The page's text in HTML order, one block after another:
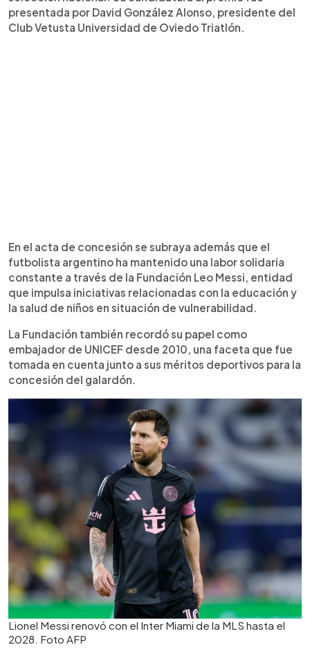
presentada por David González Alonso, presidente del
Club Vetusta Universidad de Oviedo Triatlón.
En el acta de concesión se subraya además que el
futbolista argentino ha mantenido una labor solidaria
constante a través de la Fundación Leo Messi, entidad
que impulsa iniciativas relacionadas con la educación y
la salud de niños en situación de vulnerabilidad.
La Fundación también recordó su papel como
embajador de UNICEF desde 2010, una faceta que fue
tomada en cuenta junto a sus méritos deportivos para la
concesión del galardón.
Lionel Messi renovó con el Inter Miami de la MLS hasta el
2028. Foto AFP